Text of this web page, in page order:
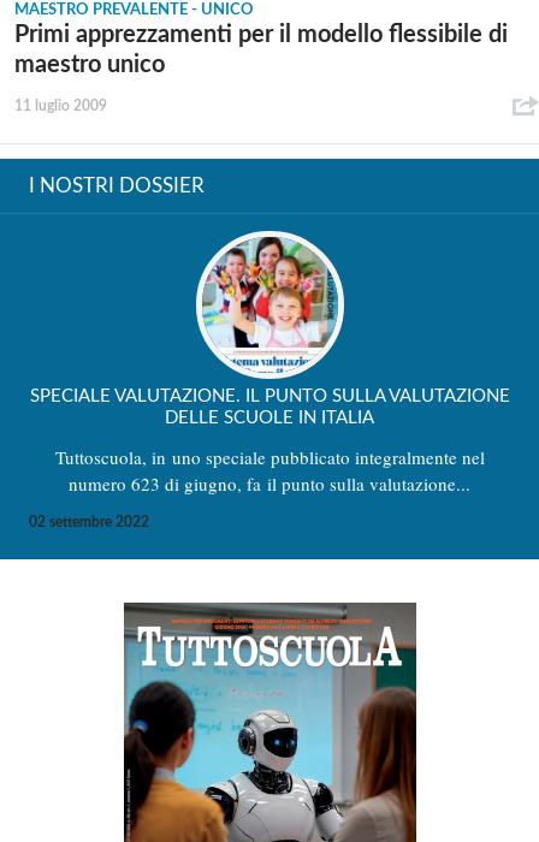
MAESTRO PREVALENTE - UNICO
Primi apprezzamenti per il modello flessibile di
maestro unico
11 luglio 2009
I NOSTRI DOSSIER
SPECIALE VALUTAZIONE. IL PUNTO SULLA VALUTAZIONE
DELLE SCUOLE IN ITALIA
Tuttoscuola, in uno speciale pubblicato integralmente nel
numero 623 di giugno, fa il punto sulla valutazione...
02 settembre 2022